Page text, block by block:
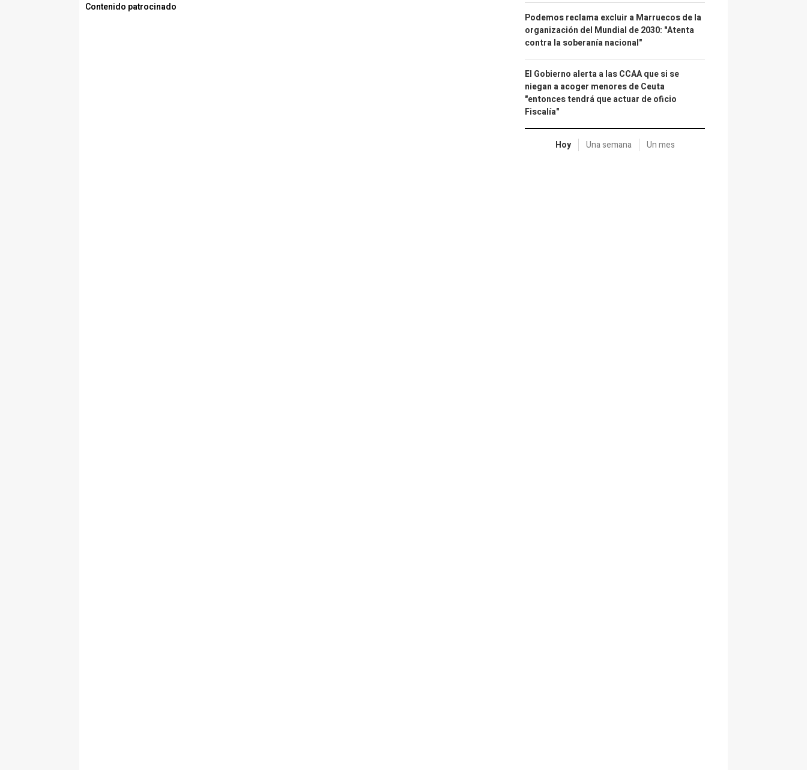
Contenido patrocinado
Podemos reclama excluir a Marruecos de la
organización del Mundial de 2030: "Atenta
contra la soberanía nacional"
El Gobierno alerta a las CCAA que si se
niegan a acoger menores de Ceuta
"entonces tendrá que actuar de oficio
Fiscalía"
Hoy Una semana Un mes